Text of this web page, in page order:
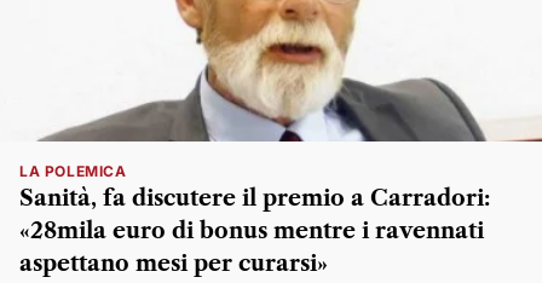
LA POLEMICA
Sanità, fa discutere il premio a Carradori:
«28mila euro di bonus mentre i ravennati
aspettano mesi per curarsi»